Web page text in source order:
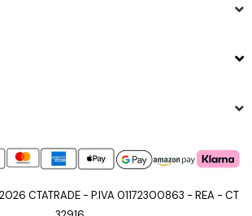
CTATRADE - P.IVA 01172300863 - REA - CT